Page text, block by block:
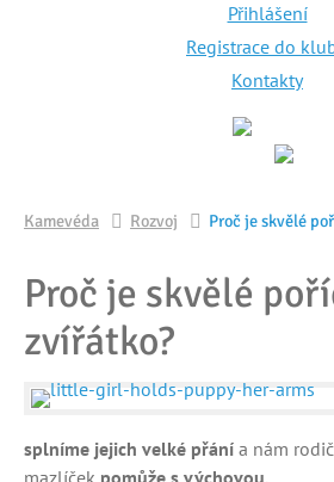
Přihlášení
Registrace do
Kontakty
Kamevéda Rozvoj Proč je skvělé
Proč je skvělé
zvířátko?
splníme jejich velké přání a nám
mazlíček pomůže s výchovou.